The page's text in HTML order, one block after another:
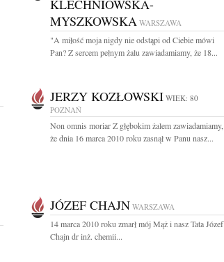
KLECHNIOWSKA-
MYSZKOWSKA WARSZAWA
"A miłość moja nigdy nie odstąpi od Ciebie mówi
Pan? Z sercem pełnym żalu zawiadamiamy, że 18...
JERZY KOZŁOWSKI WIEK: 80
POZNAŃ
Non omnis moriar Z głębokim żalem zawiadamiamy,
że dnia 16 marca 2010 roku zasnął w Panu nasz...
JÓZEF CHAJN WARSZAWA
14 marca 2010 roku zmarł mój Mąż i nasz Tata Józef
Chajn dr inż. chemii...